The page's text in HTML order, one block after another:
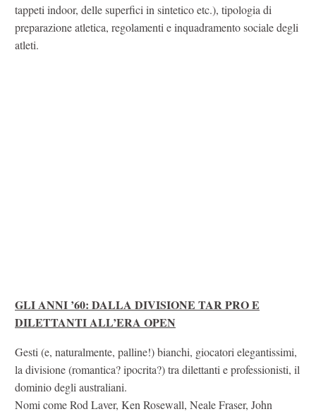
tappeti indoor, delle superfici in sintetico etc.), tipologia di
preparazione atletica, regolamenti e inquadramento sociale degli
atleti.
GLI ANNI ’60: DALLA DIVISIONE TAR PRO E
DILETTANTI ALL’ERA OPEN
Gesti (e, naturalmente, palline!) bianchi, giocatori elegantissimi,
la divisione (romantica? ipocrita?) tra dilettanti e professionisti, il
dominio degli australiani.
Nomi come Rod Laver, Ken Rosewall, Neale Fraser, John